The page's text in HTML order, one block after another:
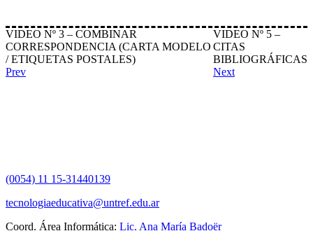
VIDEO Nº 3 – COMBINAR
CORRESPONDENCIA (CARTA MODELO
/ ETIQUETAS POSTALES)
Prev
VIDEO Nº 5 –
CITAS
BIBLIOGRÁFICAS
Next
(0054) 11 15-31440139
tecnologiaeducativa@untref.edu.ar
Coord. Área Informática: Lic. Ana María Badoër